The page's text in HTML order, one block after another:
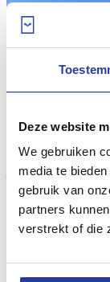
Deze website
We gebruiken
media te
gebruik van
partners
verstrekt of die
Luxe in
je denkt!
Ga op V.I.P.
Banús, dé